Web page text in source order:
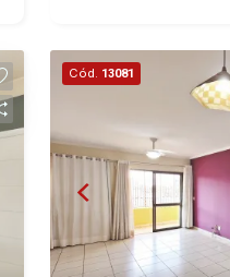
Cód. 13081